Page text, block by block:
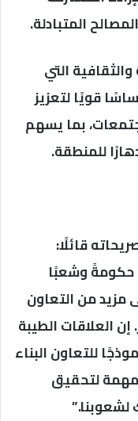
المتبادلة.
التي
قويًا لتعزيز
بما يسهم
للمنطقة.
قائلًا:
حكومةً وشعبًا
مزيد من التعاون
العلاقات الطيبة
للتعاون البناء
مهمة لتحقيق
لشعوبنا.”